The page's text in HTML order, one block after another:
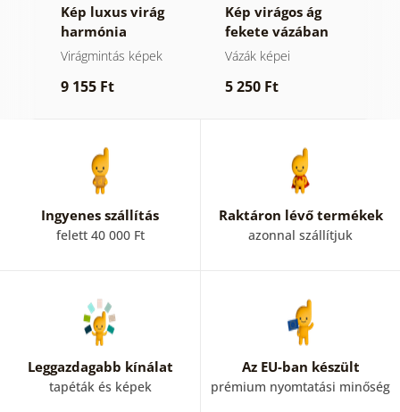
Kép luxus virág
harmónia
Virágmintás képek
9 155 Ft
Kép virágos ág
fekete vázában
Vázák képei
5 250 Ft
Ingyenes szállítás
felett 40 000 Ft
Raktáron lévő termékek
azonnal szállítjuk
Leggazdagabb kínálat
tapéták és képek
Az EU-ban készült
prémium nyomtatási minőség